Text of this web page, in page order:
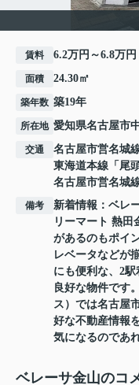
賃料 6.2万円～6.8万
面積 24.30㎡
築年数 築19年
所在地 愛知県名古屋市
交通 名古屋市営名城
東海道本線 「 尾
名古屋市営名城
備考
新着情報：ベレ
リーマート 熱田
があるのもポイ
レベータなどが
にも便利な、2
良好な物件です
ス）では名古屋
好な不動産情報
気になるのであ
ベレーサ金山のコ